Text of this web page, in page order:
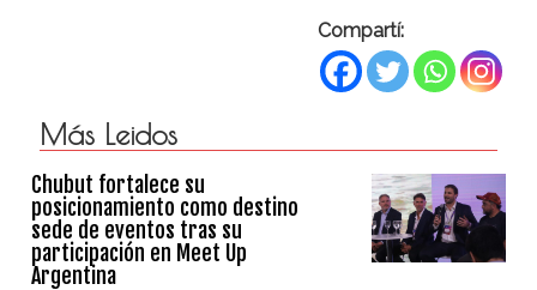
Compartí:
Más Leidos
Chubut fortalece su
posicionamiento como destino
sede de eventos tras su
participación en Meet Up
Argentina